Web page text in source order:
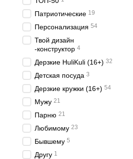
Патриотические 19
Персонализация 54
Твой дизайн
-конструктор 4
Дерзкие HuliKuli (16+) 32
Детская посуда 3
Дерзкие кружки (16+) 54
Мужу 21
Парню 21
Любимому 23
Бывшему 5
Другу 1